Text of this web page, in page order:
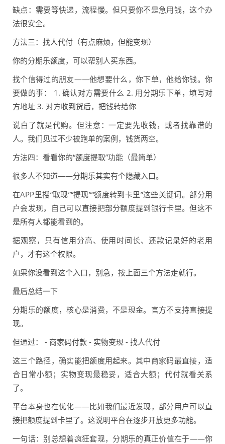
缺点：需要等快递，流程慢。但只要你不是急用钱，这个办
法很安全。
方法三：找人代付（有点麻烦，但能变现）
你的分期乐额度，可以帮别人买东西。
找个信得过的朋友——他想要什么，你下单，他给你钱。你
要做的事： 1. 确认对方需要什么 2. 用分期乐下单，填写对
方地址 3. 对方收到货后，把钱转给你
说白了就是代购。但注意：一定要先收钱，或者找靠谱的
人。我们见过不少被跑单的案例，钱货两空。
方法四：看看你的“额度提取”功能（最简单）
很多人不知道——分期乐其实有个隐藏入口。
在APP里搜“取现”“提现”“额度转到卡里”这些关键词。部分用
户会发现，自己可以直接把部分额度提到银行卡里。但这不
是所有人都能看到的。
据观察，只有信用分高、使用时间长、还款记录好的老用
户，才有这个权限。
如果你没看到这个入口，别急，按上面三个方法走就行。
最后总结一下
分期乐的额度，核心是消费，不是现金。官方不支持直接提
现。
但通过： - 商家码付款 - 实物变现 - 找人代付
这三个路径，确实能把额度用起来。其中商家码最直接，适
合日常小额；实物变现最稳妥，适合大额；代付就看关系
了。
平台本身也在优化——比如我们最近发现，部分用户可以直
接把额度提到卡里了。这说明平台在逐步开放更多功能。
一句话：别总想着疯狂套现，分期乐的真正价值在于——你